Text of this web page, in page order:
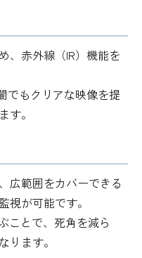
、赤外線（IR）機能を
でもクリアな映像を提
す。
広範囲をカバーできる
視が可能です。
ことで、死角を減ら
ります。